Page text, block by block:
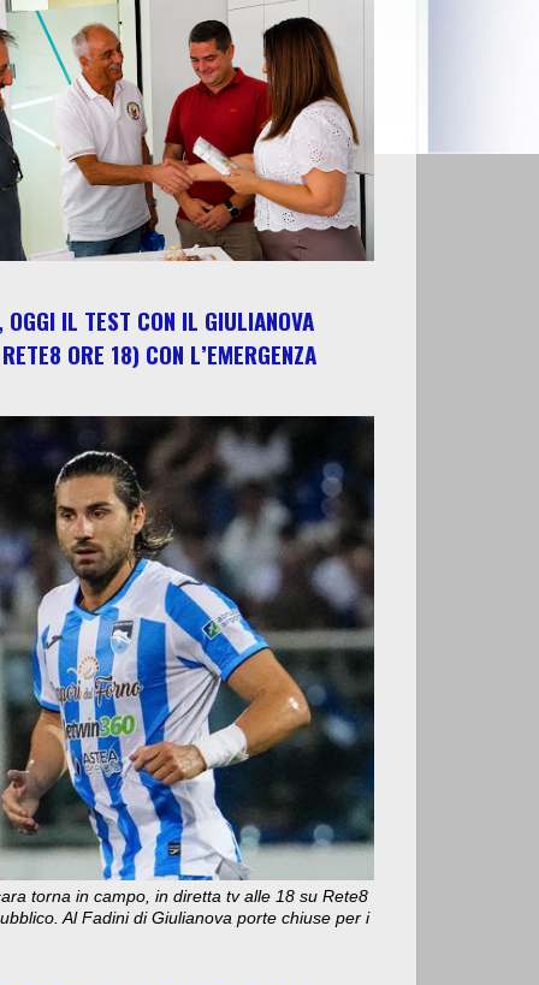
OGGI IL TEST CON IL GIULIANOVA
ORE 18) CON L’EMERGENZA
torna in campo, in diretta tv alle 18 su Rete8
Al Fadini di Giulianova porte chiuse per i